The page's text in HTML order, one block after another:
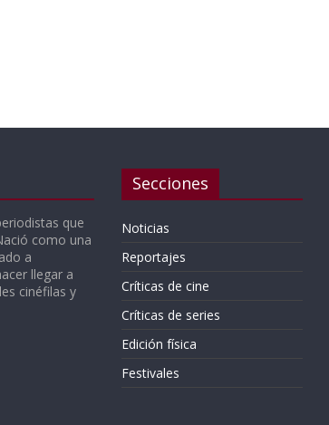
que
como una
a
llegar a
cinéfilas y
Secciones
Noticias
Reportajes
Críticas de cine
Críticas de series
Edición física
Festivales